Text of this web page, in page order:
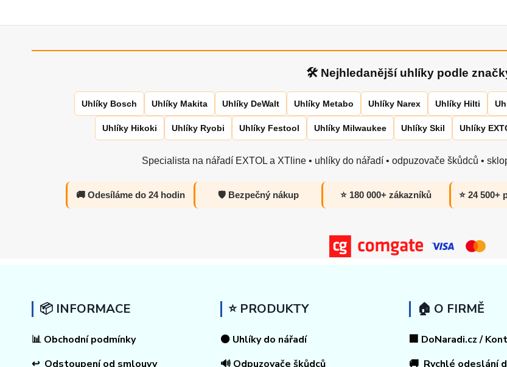
🛠 Nejhledanější uhlíky podle
Uhlíky Bosch Uhlíky Makita Uhlíky DeWalt Uhlíky Metabo Uhlíky Narex Uhlíky Hilti
Uhlíky Hikoki Uhlíky Ryobi Uhlíky Festool Uhlíky Milwaukee Uhlíky Skil Uhlíky
Specialista na nářadí EXTOL a XTline • uhlíky do nářadí • odpuzovače škůdců •
🚚 Odesíláme do 24 hodin 🛡️ Bezpečný nákup ⭐ 180 000+ zákazníků ⭐ 24 500+
📦 INFORMACE
📊 Obchodní podmínky
↩ Odstoupení od smlouvy
⭐ PRODUKTY
⚫ Uhlíky do nářadí
🔊 Odpuzovače škůdců
🏠 O FIRMĚ
🏢 DoNaradi.cz /
🚚 Rychlé odeslání